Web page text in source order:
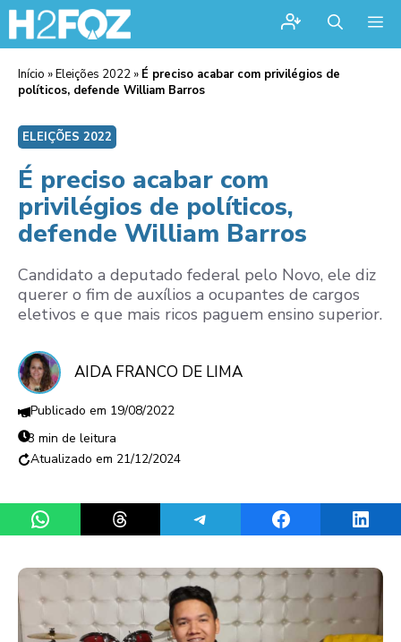
Início »Eleições 2022 » É preciso acabar com privilégios de
políticos, defende William Barros
ELEIÇÕES 2022
É preciso acabar com
privilégios de políticos,
defende William Barros
Candidato a deputado federal pelo Novo, ele diz
querer o fim de auxílios a ocupantes de cargos
eletivos e que mais ricos paguem ensino superior.
AIDA FRANCO DE LIMA
19/08/2022
3 min de leitura
21/12/2024
Share on WhatsAppShare on ThreadsShare on TelegramShare on Facebook